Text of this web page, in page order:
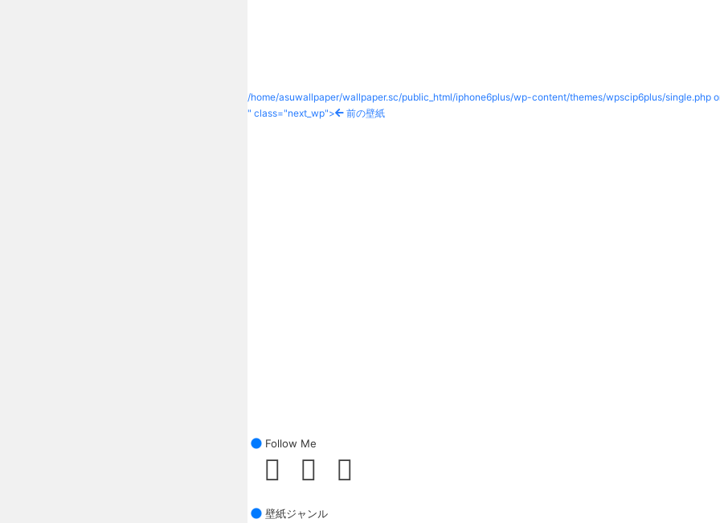
/home/asuwallpaper/wallpaper.sc/public_html/iphone6plus/wp-content/themes/wpscip6plus/single.php
" class="next_wp">
前の壁紙
Follow Me
壁紙ジャンル